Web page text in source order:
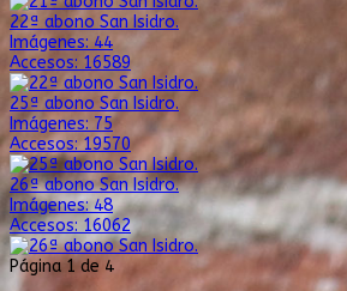
22ª abono San Isidro.
Imágenes: 44
Accesos: 16589
25ª abono San Isidro.
Imágenes: 75
Accesos: 19570
26ª abono San Isidro.
Imágenes: 48
Accesos: 16062
Página 1 de 4